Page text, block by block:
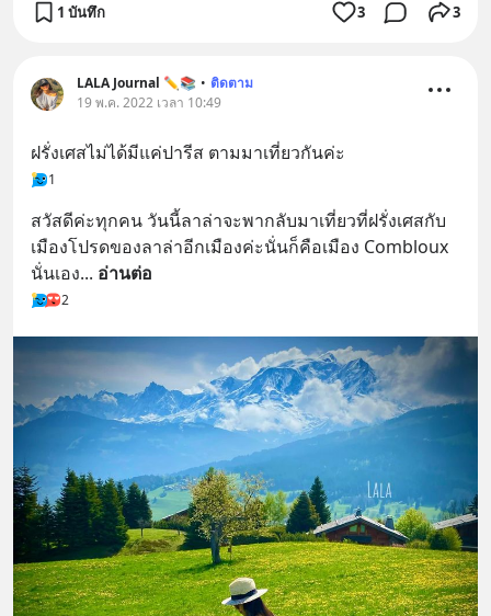
1 บันทึก 3 3
LALA Journal ✏️📚 • ติดตาม
19 พ.ค. 2022 เวลา 10:49
ฝรั่งเศสไม่ได้มีแค่ปารีส ตามมาเที่ยวกันค่ะ
1
สวัสดีค่ะทุกคน วันนี้ลาล่าจะพากลับมาเที่ยวที่ฝรั่งเศสกับ
เมืองโปรดของลาล่าอีกเมืองค่ะนั่นก็คือเมือง Combloux
นั่นเอง... อ่านต่อ
2